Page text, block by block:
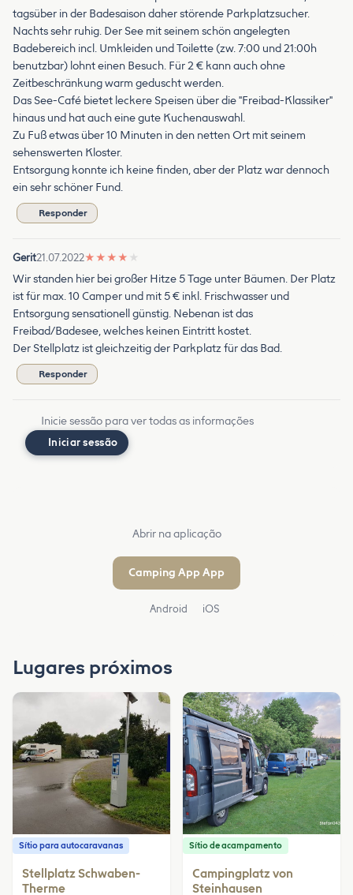
tagsüber in der Badesaison daher störende Parkplatzsucher.
Nachts sehr ruhig. Der See mit seinem schön angelegten
Badebereich incl. Umkleiden und Toilette (zw. 7:00 und 21:00h
benutzbar) lohnt einen Besuch. Für 2 € kann auch ohne
Zeitbeschränkung warm geduscht werden.
Das See-Café bietet leckere Speisen über die "Freibad-Klassiker"
hinaus und hat auch eine gute Kuchenauswahl.
Zu Fuß etwas über 10 Minuten in den netten Ort mit seinem
sehenswerten Kloster.
Entsorgung konnte ich keine finden, aber der Platz war dennoch
ein sehr schöner Fund.
Responder
Gerit21.07.2022★ ★ ★ ★ ★
Wir standen hier bei großer Hitze 5 Tage unter Bäumen. Der Platz
ist für max. 10 Camper und mit 5 € inkl. Frischwasser und
Entsorgung sensationell günstig. Nebenan ist das
Freibad/Badesee, welches keinen Eintritt kostet.
Der Stellplatz ist gleichzeitig der Parkplatz für das Bad.
Responder
Inicie sessão para ver todas as informações
Iniciar sessão
Abrir na aplicação
Camping App App
Android iOS
Lugares próximos
Sítio para autocaravanas
Stellplatz Schwaben-
Therme
Sítio de acampamento
Campingplatz von
Steinhausen